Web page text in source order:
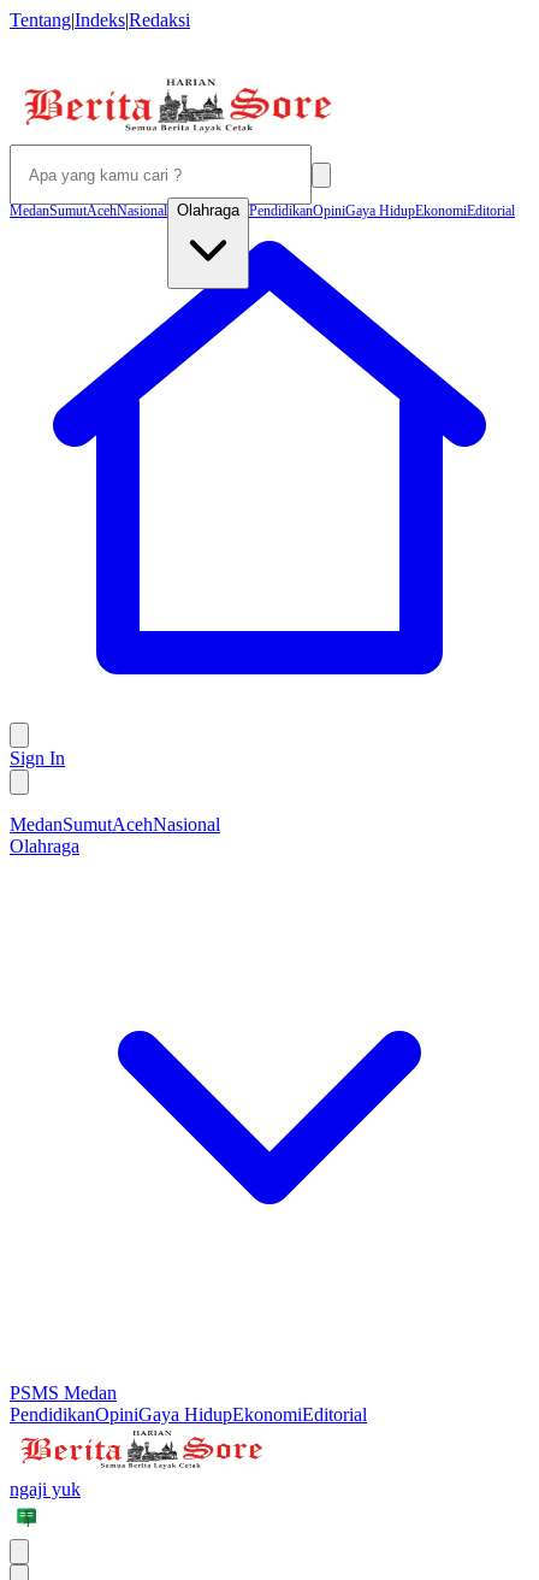
Tentang|Indeks|Redaksi
MedanSumutAcehNasional Olahraga PendidikanOpiniGaya HidupEkonomiEditorial
Sign In
MedanSumutAcehNasional
Olahraga
PSMS Medan
PendidikanOpiniGaya HidupEkonomiEditorial
ngaji yuk